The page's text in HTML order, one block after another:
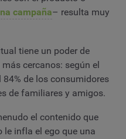
campaña– resulta muy
tiene un poder de
cercanos: según el
84% de los consumidores
de familiares y amigos.
el contenido que
le infla el ego que una